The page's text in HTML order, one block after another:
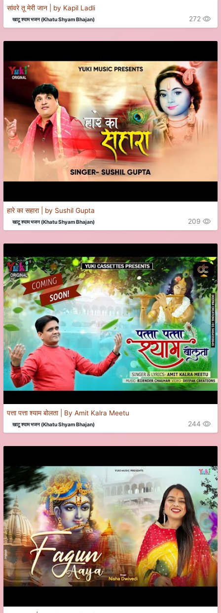
सांवरे तू मेरी जान | by Kapil Ladli
खाटू श्याम भजन (Khatu Shyam Bhajan) 272
हारे का सहारा | by Sushil Gupta
खाटू श्याम भजन (Khatu Shyam Bhajan) 209
पत्ता पत्ता श्याम बोलता | By Amit Kalra Meetu
खाटू श्याम भजन (Khatu Shyam Bhajan) 244